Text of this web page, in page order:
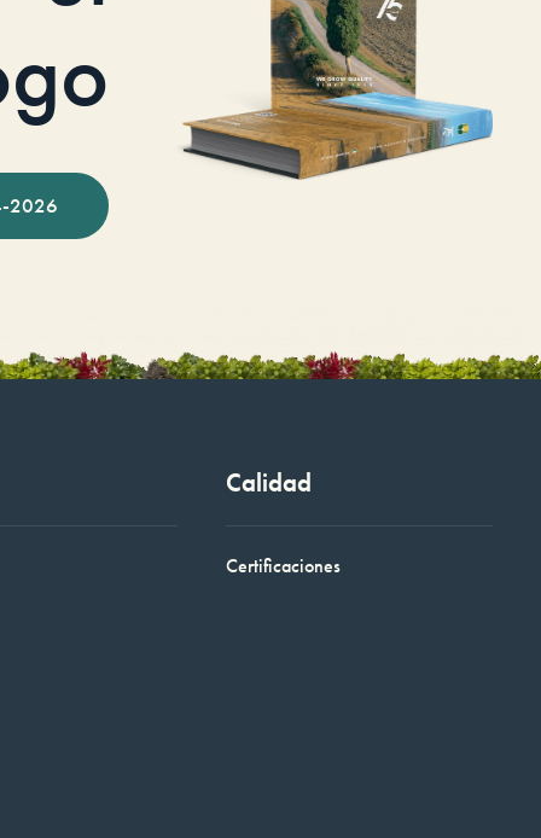
2026
Calidad
Certificaciones